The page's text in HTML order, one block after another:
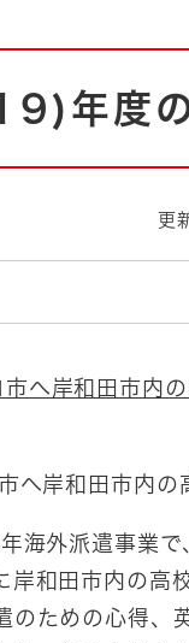
防
下水道
ュニティ・ボラン
とじる
市政
市役
年度の
更
市へ岸和田市内
へ岸和田市内の
外派遣事業で
岸和田市内の高
のための心得、